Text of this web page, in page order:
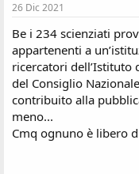
26 Dic 2021
Be i 234 scienziati
appartenenti a
ricercatori dell’Istituto
del Consiglio
contribuito alla
meno...
Cmq ognuno è libero